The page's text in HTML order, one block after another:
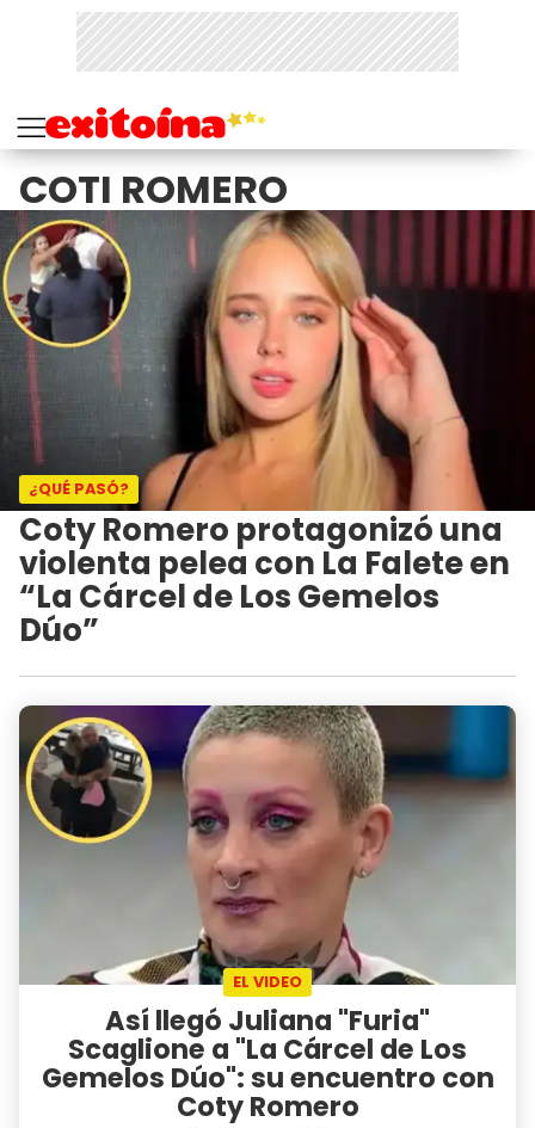
COTI ROMERO
¿QUÉ PASÓ?
Coty Romero protagonizó una
violenta pelea con La Falete en
“La Cárcel de Los Gemelos
Dúo”
EL VIDEO
Así llegó Juliana "Furia"
Scaglione a "La Cárcel de Los
Gemelos Dúo": su encuentro con
Coty Romero